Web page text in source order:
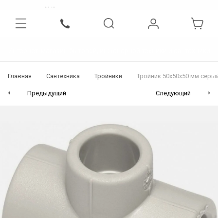
... ...
Главная Сантехника Тройники Тройник 50x50x50 мм
Предыдущий Следующий